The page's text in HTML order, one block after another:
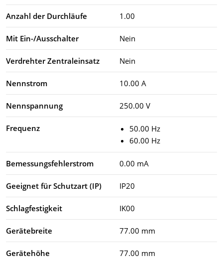
Anzahl der Durchläufe 1.00
Mit Ein-/Ausschalter Nein
Verdrehter Zentraleinsatz Nein
Nennstrom 10.00 A
Nennspannung 250.00 V
Frequenz
50.00 Hz
60.00 Hz
Bemessungsfehlerstrom 0.00 mA
Geeignet für Schutzart (IP) IP20
Schlagfestigkeit IK00
Gerätebreite 77.00 mm
Gerätehöhe 77.00 mm